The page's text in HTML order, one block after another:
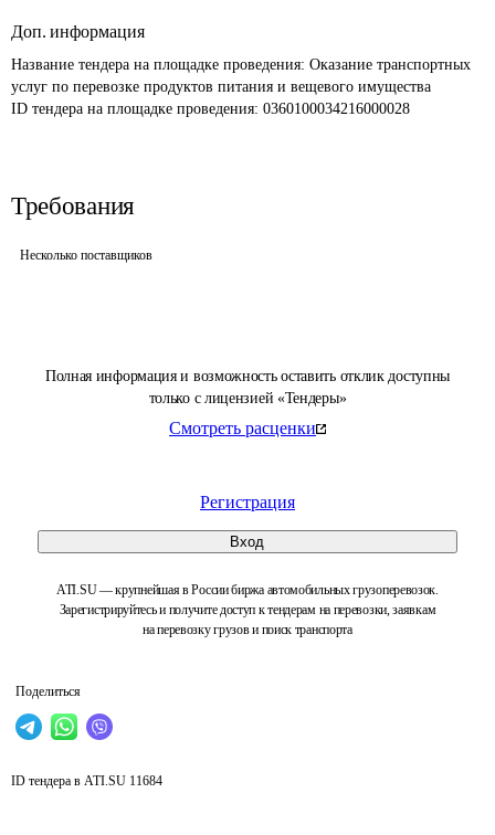
Полная информация и возможность оставить отклик доступны
только с лицензией «Тендеры»
Смотреть расценки
Регистрация
Вход
ATI.SU — крупнейшая в России биржа автомобильных грузоперевозок.
Зарегистрируйтесь и получите доступ к тендерам на перевозки, заявкам
на перевозку грузов и поиск транспорта
Поделиться
Доп. информация
Название тендера на площадке проведения: Оказание транспортных
услуг по перевозке продуктов питания и вещевого имущества
ID тендера на площадке проведения: 0360100034216000028
Требования
Несколько поставщиков
ID тендера в ATI.SU 11684